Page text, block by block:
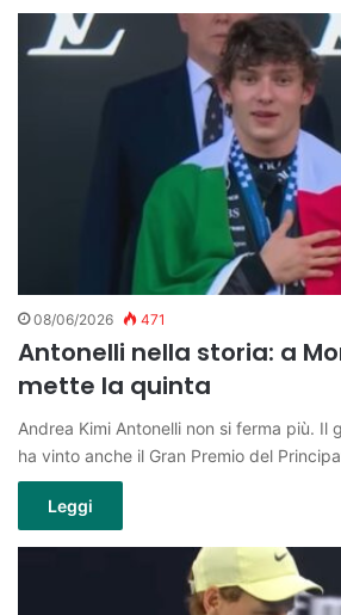
08/06/2026 471
Antonelli nella storia: a
mette la quinta
Andrea Kimi Antonelli non si ferma più. Il
ha vinto anche il Gran Premio del
Leggi